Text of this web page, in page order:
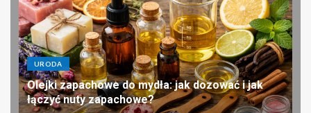
URODA
Olejki zapachowe do mydła: jak dozować i jak
łączyć nuty zapachowe?